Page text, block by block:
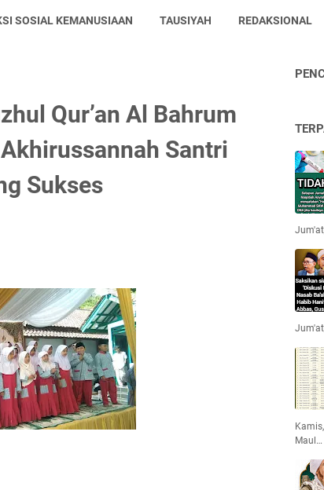
SOSIAL KEMANUSIAAN TAUSIYAH REDAKSIONAL
Qur’an Al Bahrum
Santri
Sukses
Maul…